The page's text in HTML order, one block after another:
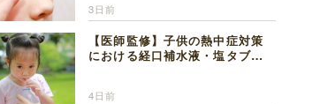
3日前
【医師監修】子供の熱中症対策
における経口補水液・塩タブレ
4日前